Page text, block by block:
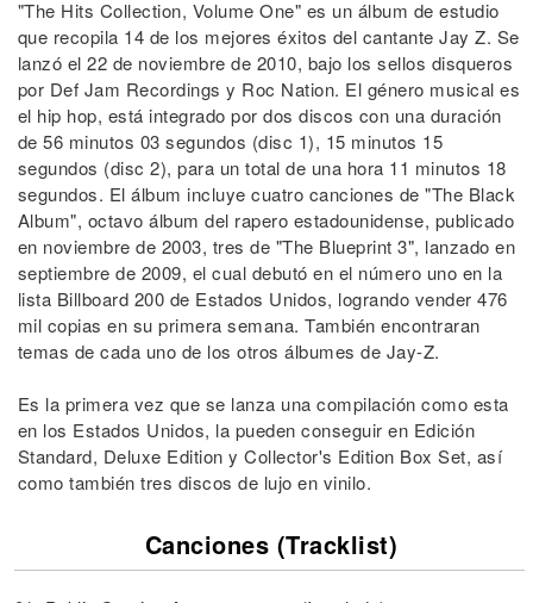
"The Hits Collection, Volume One" es un álbum de estudio
que recopila 14 de los mejores éxitos del cantante Jay Z. Se
lanzó el 22 de noviembre de 2010, bajo los sellos disqueros
por Def Jam Recordings y Roc Nation. El género musical es
el hip hop, está integrado por dos discos con una duración
de 56 minutos 03 segundos (disc 1), 15 minutos 15
segundos (disc 2), para un total de una hora 11 minutos 18
segundos. El álbum incluye cuatro canciones de "The Black
Album", octavo álbum del rapero estadounidense, publicado
en noviembre de 2003, tres de "The Blueprint 3", lanzado en
septiembre de 2009, el cual debutó en el número uno en la
lista Billboard 200 de Estados Unidos, logrando vender 476
mil copias en su primera semana. También encontraran
temas de cada uno de los otros álbumes de Jay-Z.
Es la primera vez que se lanza una compilación como esta
en los Estados Unidos, la pueden conseguir en Edición
Standard, Deluxe Edition y Collector's Edition Box Set, así
como también tres discos de lujo en vinilo.
Canciones (Tracklist)